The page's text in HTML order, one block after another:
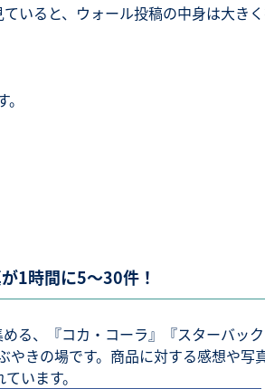
いると、ウォール投稿の中身は大き
1時間に5～30件！
る、『コカ・コーラ』『スターバッ
やきの場です。商品に対する感想や写
います。